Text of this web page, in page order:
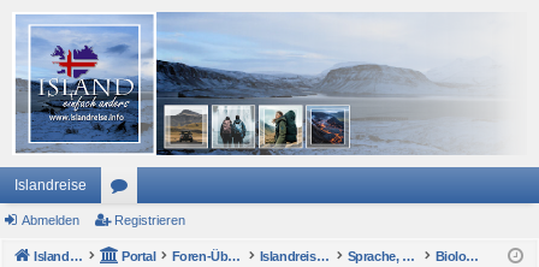
Islandreise
or
en
Abmelden Registrieren
Islandreise Portal Foren-Übersicht Islandreise Forum Sprache, Politik, Gesellschaft und Wirtschaft Biologie, Geologie, Vulkanologie